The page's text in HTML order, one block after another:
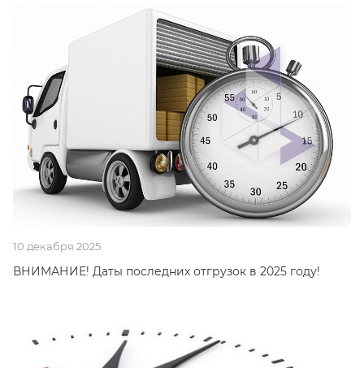
10 декабря 2025
ВНИМАНИЕ! Даты последних отгрузок в 2025 году!